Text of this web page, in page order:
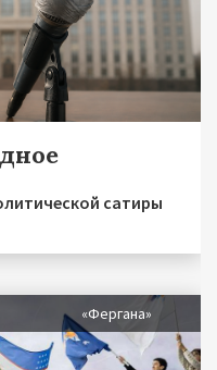
сатиры
«Фергана»